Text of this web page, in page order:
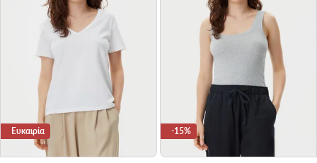
Ευκαιρία -15%